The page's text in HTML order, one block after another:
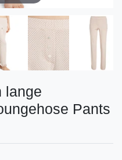
lange
Pants